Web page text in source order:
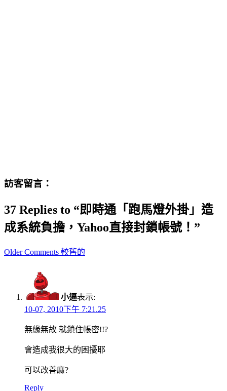
訪客留言：
37 Replies to “即時通「跑馬燈外掛」造
成系統負擔，Yahoo直接封鎖帳號！”
Comment
Older Comments 較舊的
小逼表示:
10-07, 2010下午 7:21.25
無緣無故 就鎖住帳密!!?
會造成我很大的困擾耶
可以改善麻?
Reply